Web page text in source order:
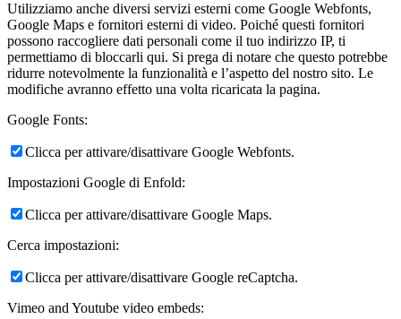
Utilizziamo anche diversi servizi esterni come Google Webfonts,
Google Maps e fornitori esterni di video. Poiché questi fornitori
possono raccogliere dati personali come il tuo indirizzo IP, ti
permettiamo di bloccarli qui. Si prega di notare che questo potrebbe
ridurre notevolmente la funzionalità e l’aspetto del nostro sito. Le
modifiche avranno effetto una volta ricaricata la pagina.
Google Fonts:
Clicca per attivare/disattivare Google Webfonts.
Impostazioni Google di Enfold:
Clicca per attivare/disattivare Google Maps.
Cerca impostazioni:
Clicca per attivare/disattivare Google reCaptcha.
Vimeo and Youtube video embeds: